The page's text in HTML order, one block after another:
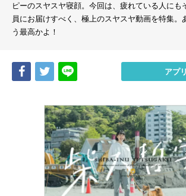
ピーのスヤスヤ寝顔。今回は、疲れている人にも
員にお届けすべく、極上のスヤスヤ動画を特集。
う最高かよ！
Share Tweet アプ